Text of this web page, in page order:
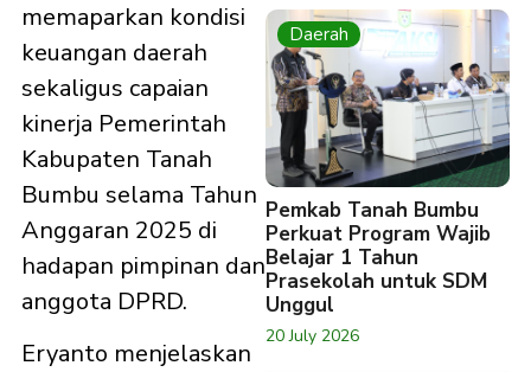
memaparkan kondisi
keuangan daerah
sekaligus capaian
kinerja Pemerintah
Kabupaten Tanah
Bumbu selama Tahun
Anggaran 2025 di
hadapan pimpinan dan
anggota DPRD.
Eryanto menjelaskan
Daerah
Pemkab Tanah Bumbu
Perkuat Program Wajib
Belajar 1 Tahun
Prasekolah untuk SDM
Unggul
20 July 2026